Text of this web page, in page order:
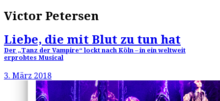
Victor Petersen
Liebe, die mit Blut zu tun hat
Der „Tanz der Vampire“ lockt nach Köln – in ein weltweit
erprobtes Musical
3. März 2018